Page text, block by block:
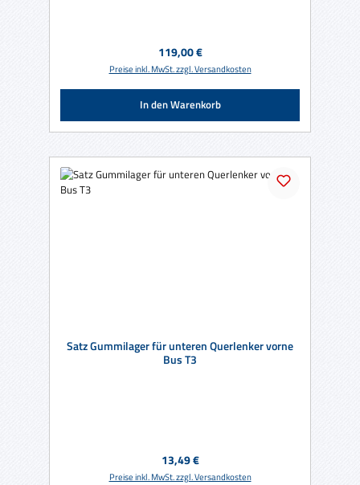
Regulärer Preis:
119,00 €
Preise inkl. MwSt. zzgl. Versandkosten
In den Warenkorb
Satz Gummilager für unteren Querlenker vorne
Bus T3
Regulärer Preis:
13,49 €
Preise inkl. MwSt. zzgl. Versandkosten